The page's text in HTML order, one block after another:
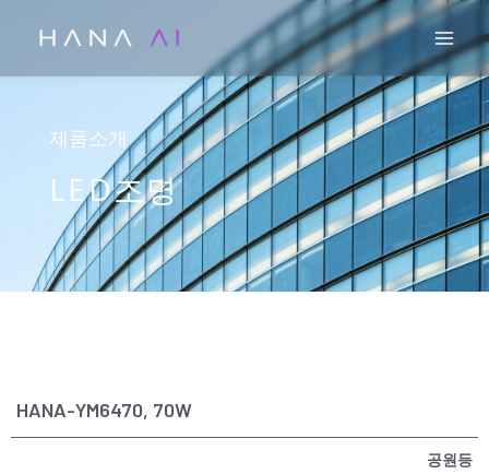
츠
제품소개
LED조명
HANA-YM6470, 70W
공원등